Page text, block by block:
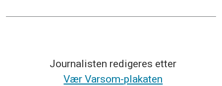
Journalisten redigeres etter
Vær Varsom-plakaten